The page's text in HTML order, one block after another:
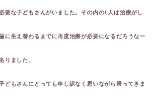
要な子どもさんがいました。その内の1人は治療がし
に生え替わるまでに再度治療が必要になるだろうなー
りました。
どもさんにとっても申し訳なく思いながら帰ってきま